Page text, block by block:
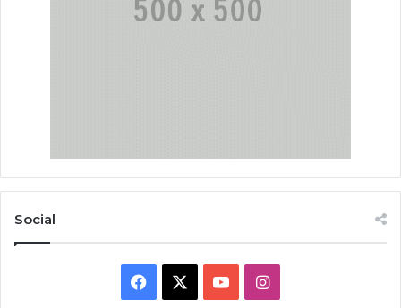
Social
Facebook YouTubeInstagram